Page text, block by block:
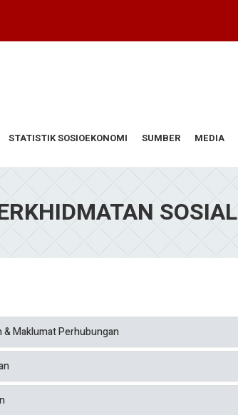
STATISTIK SOSIOEKONOMI SUMBER MEDIA
SOSIAL
& Maklumat Perhubungan